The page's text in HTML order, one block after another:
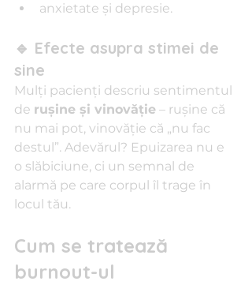
anxietate și depresie.
🔹 Efecte asupra stimei de
sine
Mulți pacienți descriu sentimentul
de rușine și vinovăție – rușine că
nu mai pot, vinovăție că „nu fac
destul”. Adevărul? Epuizarea nu e
o slăbiciune, ci un semnal de
alarmă pe care corpul îl trage în
locul tău.
Cum se tratează
burnout-ul